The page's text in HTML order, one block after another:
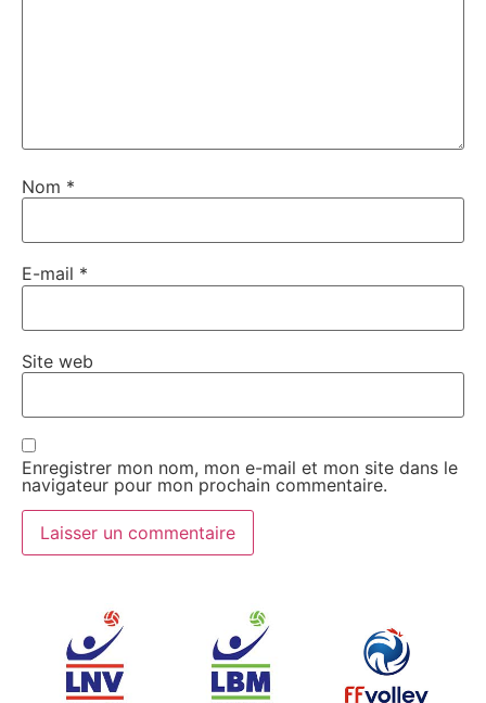
Nom *
E-mail *
Site web
Enregistrer mon nom, mon e-mail et mon site dans le
navigateur pour mon prochain commentaire.